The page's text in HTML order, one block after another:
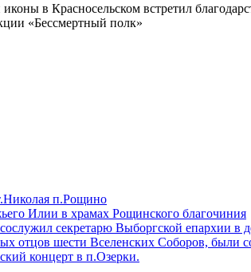
в Красносельском встретил
«Бессмертный полк»
п.Рощино
Илии в храмах Рощинского благочиния
секретарю Выборгской епархии в
отцов шести Вселенских Соборов, были
концерт в п.Озерки.